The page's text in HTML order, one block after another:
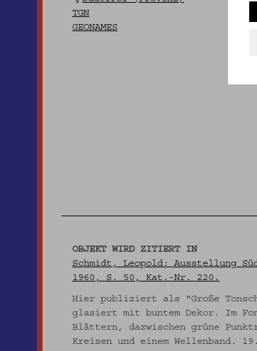
TGN
GEONAMES
OBJEKT WIRD ZITIERT IN
Schmidt, Leopold: Ausstellung
1960, S. 50, Kat.-Nr. 220.
Hier publiziert als "Große
glasiert mit buntem Dekor. Im
Blättern, dazwischen grüne
Kreisen und einem Wellenband.